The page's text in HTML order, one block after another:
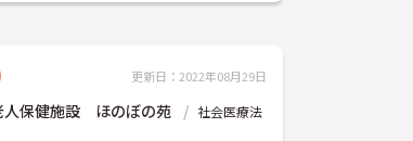
更新日：2022年08月29日
人保健施設 ほのぼの苑
社会医療法